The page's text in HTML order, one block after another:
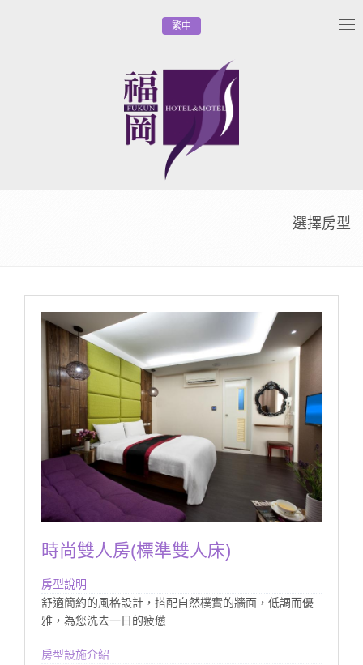
繁中
選擇房型
時尚雙人房(標準雙人床)
房型說明
舒適簡約的風格設計，搭配自然樸實的牆面，低調而優
雅，為您洗去一日的疲憊
房型設施介紹